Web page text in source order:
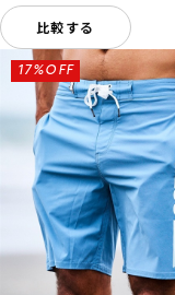
比較する
17%OFF